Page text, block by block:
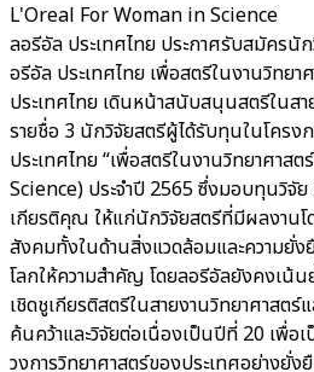
L'Oreal For Woman in Science
ลอรีอัล ประเทศไทย ประกาศรับสมัครนั
อรีอัล ประเทศไทย เพื่อสตรีในงานวิทยา
ประเทศไทย เดินหน้าสนับสนุนสตรีในสา
รายชื่อ 3 นักวิจัยสตรีผู้ได้รับทุนในโครง
ประเทศไทย “เพื่อสตรีในงานวิทยาศาส
Science) ประจำปี 2565 ซึ่งมอบทุนวิจั
เกียรติคุณ ให้แก่นักวิจัยสตรีที่มีผลงานโ
สังคมทั้งในด้านสิ่งแวดล้อมและความยั่
โลกให้ความสำคัญ โดยลอรีอัลยังคงเน้
เชิดชูเกียรติสตรีในสายงานวิทยาศาสต
ค้นคว้าและวิจัยต่อเนื่องเป็นปีที่ 20 เพื่
วงการวิทยาศาสตร์ของประเทศอย่างยั่